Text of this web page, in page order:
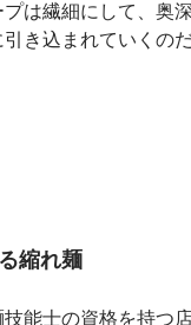
は繊細にして、奥
き込まれていくのだ
縮れ麺
能士の資格を持つ